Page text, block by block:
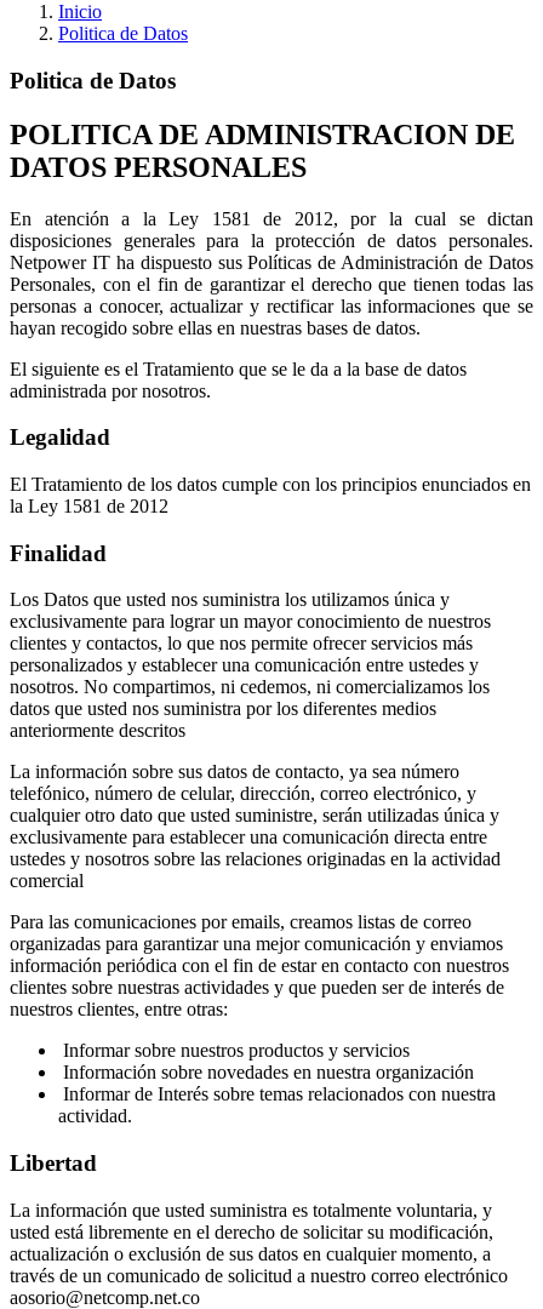
Inicio
Politica de Datos
Politica de Datos
POLITICA DE ADMINISTRACION DE
DATOS PERSONALES
En atención a la Ley 1581 de 2012, por la cual se dictan
disposiciones generales para la protección de datos personales.
Netpower IT ha dispuesto sus Políticas de Administración de Datos
Personales, con el fin de garantizar el derecho que tienen todas las
personas a conocer, actualizar y rectificar las informaciones que se
hayan recogido sobre ellas en nuestras bases de datos.
El siguiente es el Tratamiento que se le da a la base de datos
administrada por nosotros.
Legalidad
El Tratamiento de los datos cumple con los principios enunciados en
la Ley 1581 de 2012
Finalidad
Los Datos que usted nos suministra los utilizamos única y
exclusivamente para lograr un mayor conocimiento de nuestros
clientes y contactos, lo que nos permite ofrecer servicios más
personalizados y establecer una comunicación entre ustedes y
nosotros. No compartimos, ni cedemos, ni comercializamos los
datos que usted nos suministra por los diferentes medios
anteriormente descritos
La información sobre sus datos de contacto, ya sea número
telefónico, número de celular, dirección, correo electrónico, y
cualquier otro dato que usted suministre, serán utilizadas única y
exclusivamente para establecer una comunicación directa entre
ustedes y nosotros sobre las relaciones originadas en la actividad
comercial
Para las comunicaciones por emails, creamos listas de correo
organizadas para garantizar una mejor comunicación y enviamos
información periódica con el fin de estar en contacto con nuestros
clientes sobre nuestras actividades y que pueden ser de interés de
nuestros clientes, entre otras:
Informar sobre nuestros productos y servicios
Información sobre novedades en nuestra organización
Informar de Interés sobre temas relacionados con nuestra
actividad.
Libertad
La información que usted suministra es totalmente voluntaria, y
usted está libremente en el derecho de solicitar su modificación,
actualización o exclusión de sus datos en cualquier momento, a
través de un comunicado de solicitud a nuestro correo electrónico
aosorio@netcomp.net.co